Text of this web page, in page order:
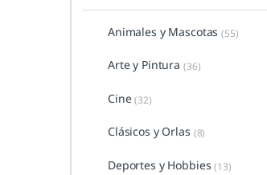
Animales y Mascotas (55)
Arte y Pintura (36)
Cine (32)
Clásicos y Orlas (8)
Deportes y Hobbies (13)